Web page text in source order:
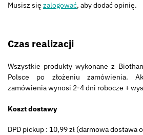
Musisz się zalogować, aby dodać opinię.
Czas realizacji
Wszystkie produkty wykonane z
Polsce po złożeniu zamówienia.
zamówienia wynosi 2-4 dni robocze +
Koszt dostawy
DPD pickup : 10,99 zł (darmowa dostawa